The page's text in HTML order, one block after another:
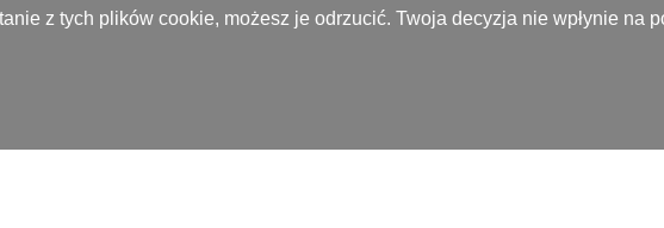
Polityka prywatności
z tych plików cookie, możesz je odrzucić. Twoja decyzja nie wpłynie na